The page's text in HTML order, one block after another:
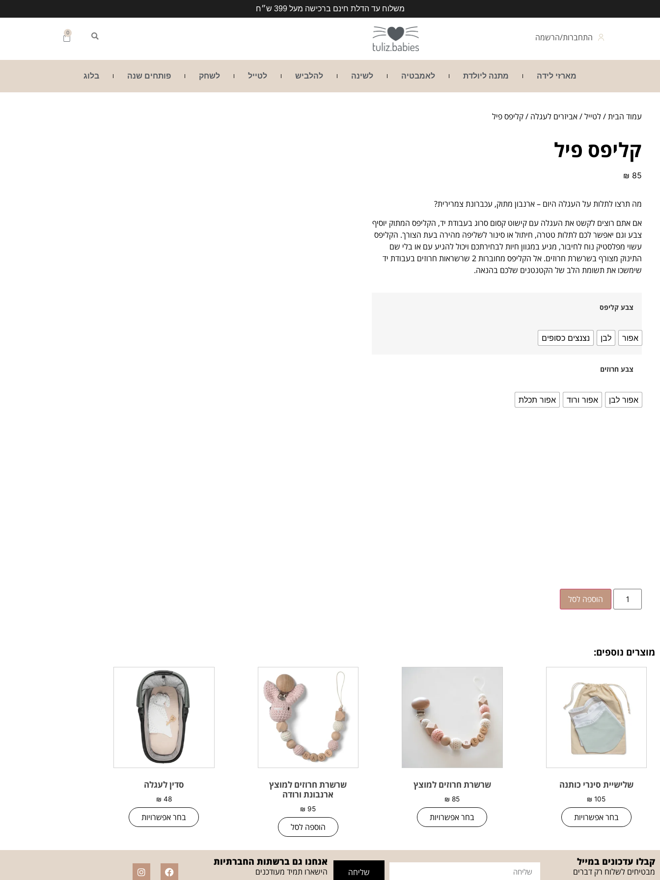
משלוח עד הדלת חינם ברכישה מעל 399 ש״ח
התחברות/הרשמה 0
מארזי לידה מתנה ליולדת לאמבטיה לשינה להלביש לטייל לשחק פותחים שנה בלוג
עמוד הבית/לטייל/אביזרים לעגלה / קליפס פיל
קליפס פיל
₪ 85
מה תרצו לתלות על העגלה היום – ארנבון מתוק, עכברונת צמרירית?
אם אתם רוצים לקשט את העגלה עם קישוט קסום סרוג בעבודת יד, הקליפס המתוק יוסיף
צבע וגם יאפשר לכם לתלות טטרה, חיתול או סינור לשליפה מהירה בעת הצורך. הקליפס
עשוי מפלסטיק נוח לחיבור, מגיע במגוון חיות לבחירתכם ויכול להגיע עם או בלי שם
התינוק מצורף בשרשרת חרוזים. אל הקליפס מחוברות 2 שרשראות חרוזים בעבודת יד
שימשכו את תשומת הלב של הקטנטנים שלכם בהנאה.
צבע קליפס
אפור לבן נצנצים כסופים
צבע חרוזים
אפור לבן אפור ורוד אפור תכלת
הוספה לסל
מוצרים נוספים:
שלישיית סינרי כותנה
₪ 105
בחר אפשרויות
שרשרת חרוזים למוצץ
₪ 85
בחר אפשרויות
שרשרת חרוזים למוצץ
ארנבונת ורודה
₪ 95
הוספה לסל
סדין לעגלה
₪ 48
בחר אפשרויות
קבלו עדכונים במייל
מבטיחים לשלוח רק דברים
שליחה
אנחנו גם ברשתות החברתיות
הישארו תמיד מעודכנים